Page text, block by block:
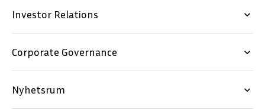
Investor Relations keyboard_arrow_down
Corporate Governance keyboard_arrow_down
Nyhetsrum keyboard_arrow_down